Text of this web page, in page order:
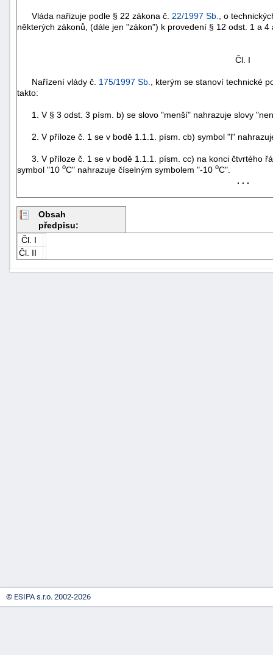
Vláda nařizuje podle § 22 zákona č. 22/1997 Sb.
, o
některých zákonů, (dále jen "zákon") k provedení § 12 odst. 1 a
Čl. I
Nařízení vlády č. 175/1997 Sb.
, kterým se stanoví technické
takto:
1. V § 3 odst. 3 písm. b) se slovo "menší" nahrazuje slovy
2. V příloze č. 1 se v bodě 1.1.1. písm. cb) symbol "l"
3. V příloze č. 1 se v bodě 1.1.1. písm. cc) na konci čtvrtého
symbol "10 oC" nahrazuje číselným symbolem "-10 oC".
. . .
Obsah
předpisu:
Čl. I
Čl. II
náhrady
© ESIPA s.r.o. 2002-2026